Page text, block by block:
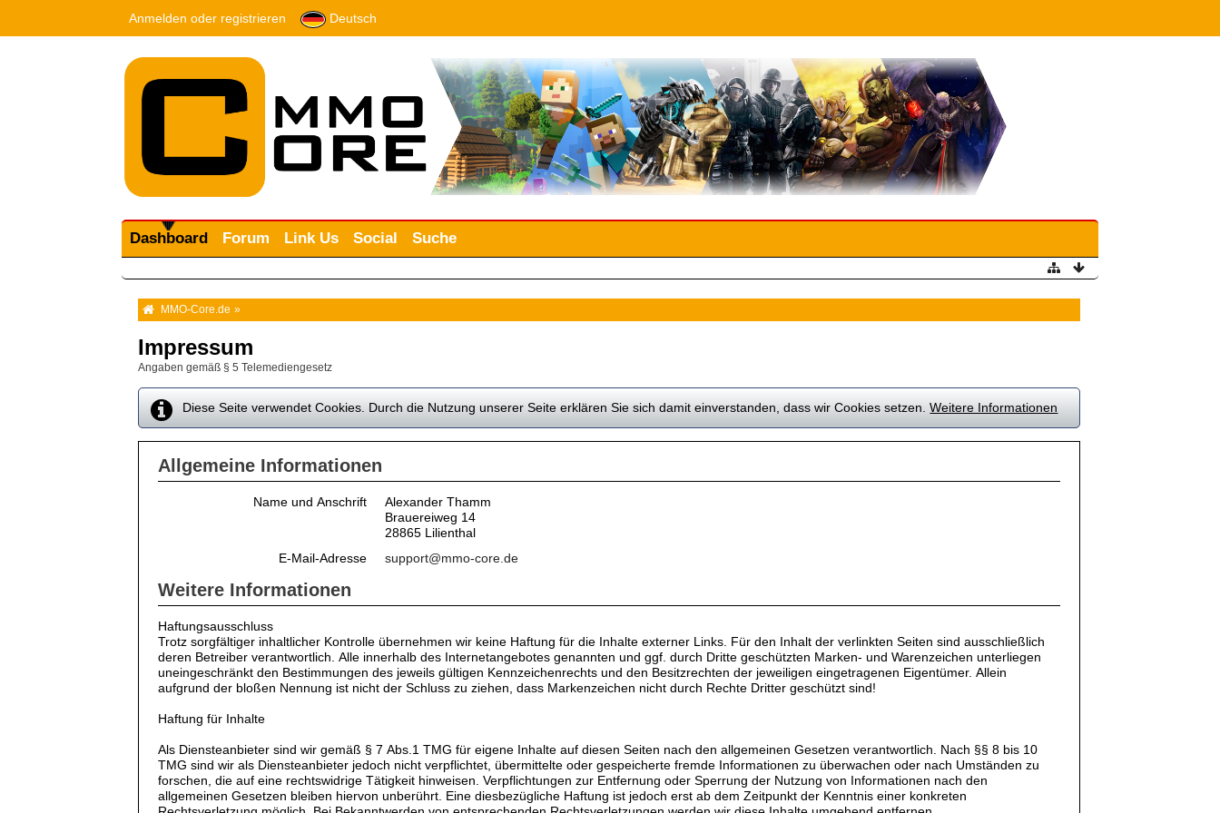
Anmelden oder registrieren Deutsch
Dashboard Forum Link Us Social Suche
MMO-Core.de »
Impressum
Angaben gemäß § 5 Telemediengesetz
Diese Seite verwendet Cookies. Durch die Nutzung unserer Seite erklären Sie sich damit einverstanden, dass wir Cookies setzen.Weitere Informationen
Allgemeine Informationen
Name und Anschrift
Alexander Thamm
Brauereiweg 14
28865 Lilienthal
E-Mail-Adresse
support@mmo-core.de
Weitere Informationen
Haftungsausschluss
Trotz sorgfältiger inhaltlicher Kontrolle übernehmen wir keine Haftung für die Inhalte externer Links. Für den Inhalt der verlinkten Seiten sind ausschließlich
deren Betreiber verantwortlich. Alle innerhalb des Internetangebotes genannten und ggf. durch Dritte geschützten Marken- und Warenzeichen unterliegen
uneingeschränkt den Bestimmungen des jeweils gültigen Kennzeichenrechts und den Besitzrechten der jeweiligen eingetragenen Eigentümer. Allein
aufgrund der bloßen Nennung ist nicht der Schluss zu ziehen, dass Markenzeichen nicht durch Rechte Dritter geschützt sind!
Haftung für Inhalte
Als Diensteanbieter sind wir gemäß § 7 Abs.1 TMG für eigene Inhalte auf diesen Seiten nach den allgemeinen Gesetzen verantwortlich. Nach §§ 8 bis 10
TMG sind wir als Diensteanbieter jedoch nicht verpflichtet, übermittelte oder gespeicherte fremde Informationen zu überwachen oder nach Umständen zu
forschen, die auf eine rechtswidrige Tätigkeit hinweisen. Verpflichtungen zur Entfernung oder Sperrung der Nutzung von Informationen nach den
allgemeinen Gesetzen bleiben hiervon unberührt. Eine diesbezügliche Haftung ist jedoch erst ab dem Zeitpunkt der Kenntnis einer konkreten